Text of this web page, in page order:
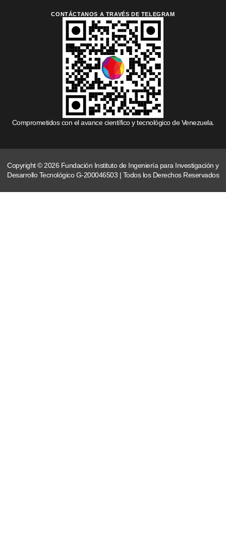
CONTÁCTANOS A TRAVÉS DE TELEGRAM
Comprometidos con el avance científico y tecnológico de Venezuela.
Copyright © 2026 Fundación Instituto de Ingeniería para Investigación y
Desarrollo Tecnológico G-200046503 | Todos los Derechos Reservados